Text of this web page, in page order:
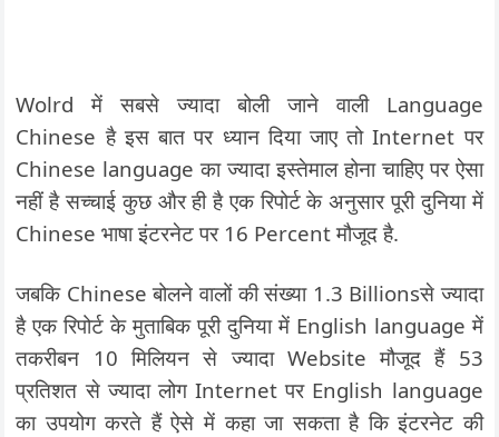
Wolrd में सबसे ज्यादा बोली जाने वाली Language
Chinese है इस बात पर ध्यान दिया जाए तो Internet पर
Chinese language का ज्यादा इस्तेमाल होना चाहिए पर ऐसा
नहीं है सच्चाई कुछ और ही है एक रिपोर्ट के अनुसार पूरी दुनिया में
Chinese भाषा इंटरनेट पर 16 Percent मौजूद है.
जबकि Chinese बोलने वालों की संख्या 1.3 Billionsसे ज्यादा
है एक रिपोर्ट के मुताबिक पूरी दुनिया में English language में
तकरीबन 10 मिलियन से ज्यादा Website मौजूद हैं 53
प्रतिशत से ज्यादा लोग Internet पर English language
का उपयोग करते हैं ऐसे में कहा जा सकता है कि इंटरनेट की